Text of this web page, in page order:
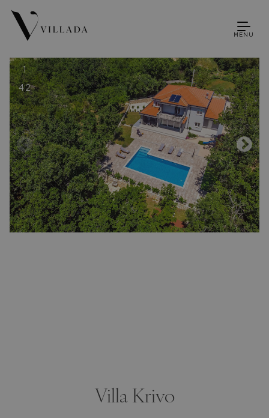
MENU
1
42
Villa Krivo